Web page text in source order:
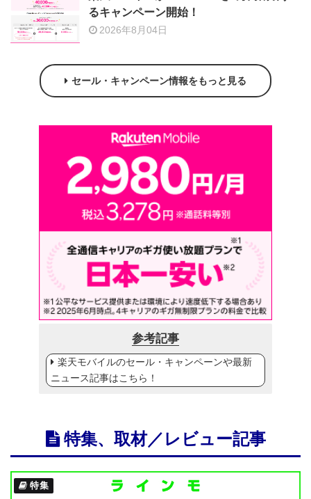
るキャンペーン開始！
2026年8月04日
セール・キャンペーン情報をもっと見る
参考記事
楽天モバイルのセール・キャンペーンや最新
ニュース記事はこちら！
特集、取材／レビュー記事
特集